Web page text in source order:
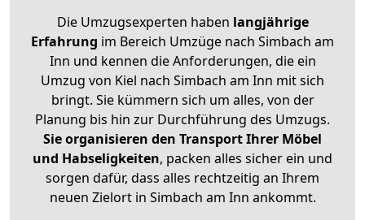
Die Umzugsexperten haben langjährige
Erfahrung im Bereich Umzüge nach Simbach am
Inn und kennen die Anforderungen, die ein
Umzug von Kiel nach Simbach am Inn mit sich
bringt. Sie kümmern sich um alles, von der
Planung bis hin zur Durchführung des Umzugs.
Sie organisieren den Transport Ihrer Möbel
und Habseligkeiten, packen alles sicher ein und
sorgen dafür, dass alles rechtzeitig an Ihrem
neuen Zielort in Simbach am Inn ankommt.